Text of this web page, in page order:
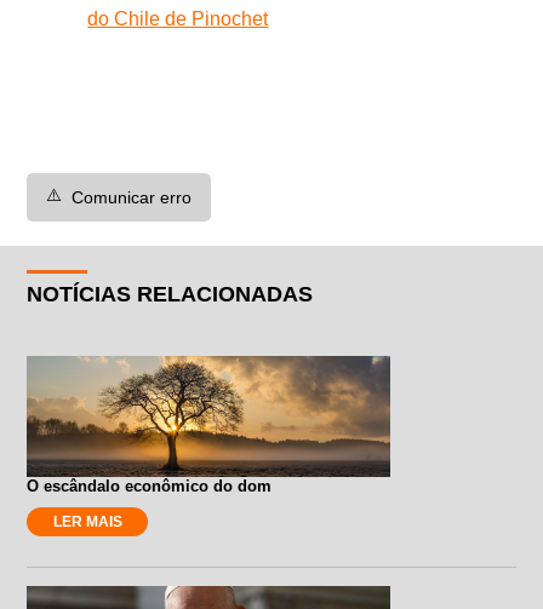
do Chile de Pinochet
⚠️ Comunicar erro
NOTÍCIAS RELACIONADAS
O escândalo econômico do dom
LER MAIS